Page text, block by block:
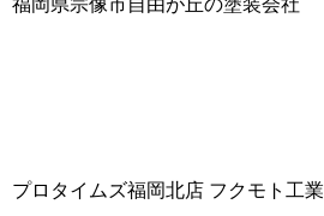
福岡県宗像市自由が丘の塗装会社
プロタイムズ福岡北店 フクモト工業